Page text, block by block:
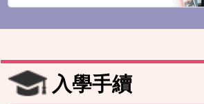
入學手續